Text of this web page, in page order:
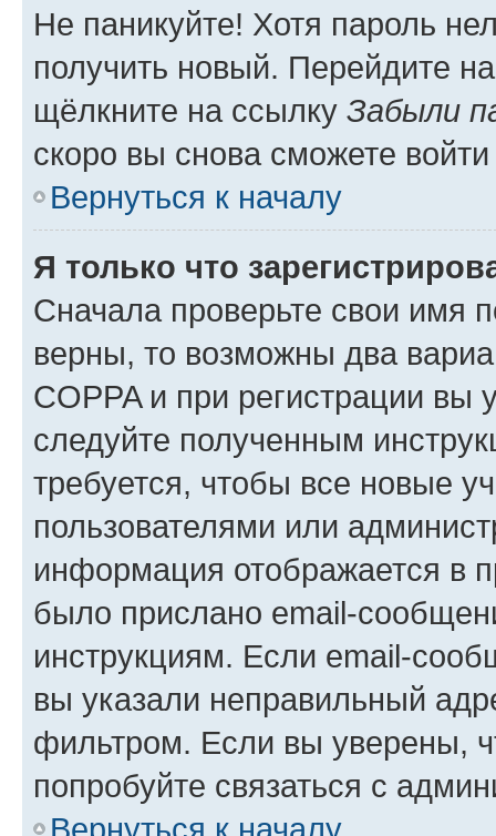
Не паникуйте! Хотя пароль
получить новый. Перейдите
щёлкните на ссылку Забыли
скоро вы снова сможете
Вернуться к началу
Я только что
Сначала проверьте свои имя
верны, то возможны два
COPPA и при регистрации вы
следуйте полученным
требуется, чтобы все новые
пользователями или
информация отображается в
было прислано email-
инструкциям. Если email-
вы указали неправильный
фильтром. Если вы уверены,
попробуйте связаться с
Вернуться к началу